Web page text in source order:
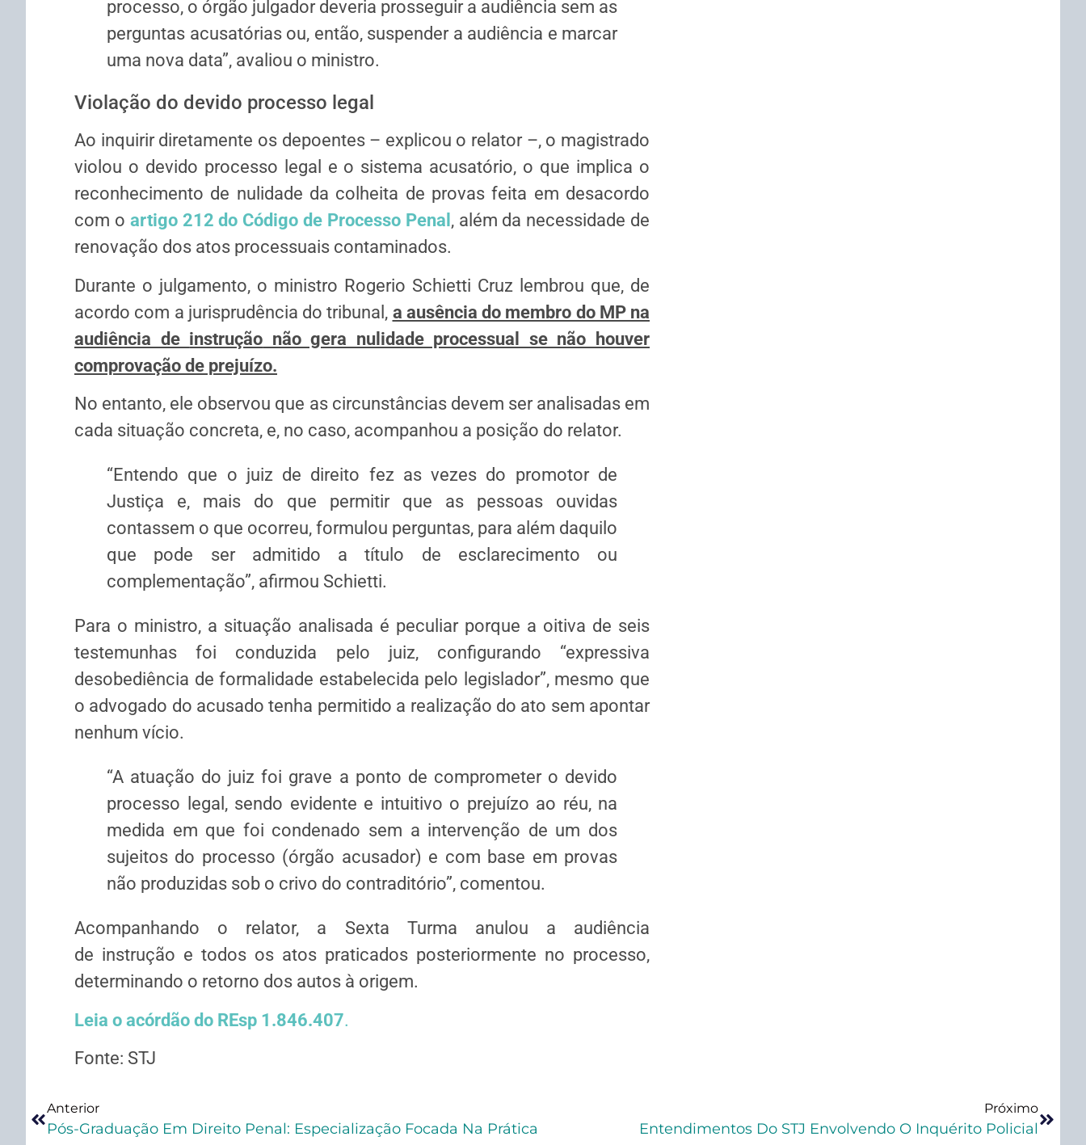
processo, o órgão julgador deveria prosseguir a audiência sem as
perguntas acusatórias ou, então, suspender a audiência e marcar
uma nova data”, avaliou o ministro.
Violação do devido processo legal
Ao inquirir diretamente os depoentes – explicou o relator –, o magistrado
violou o devido processo legal e o sistema acusatório, o que implica o
reconhecimento de nulidade da colheita de provas feita em desacordo
com o artigo 212 do Código de Processo Penal , além da necessidade de
renovação dos atos processuais contaminados.
Durante o julgamento, o ministro Rogerio Schietti Cruz lembrou que, de
acordo com a jurisprudência do tribunal, a ausência do membro do MP na
audiência de instrução não gera nulidade processual se não houver
comprovação de prejuízo.
No entanto, ele observou que as circunstâncias devem ser analisadas em
cada situação concreta, e, no caso, acompanhou a posição do relator.
“Entendo que o juiz de direito fez as vezes do promotor de
Justiça e, mais do que permitir que as pessoas ouvidas
contassem o que ocorreu, formulou perguntas, para além daquilo
que pode ser admitido a título de esclarecimento ou
complementação”, afirmou Schietti.
Para o ministro, a situação analisada é peculiar porque a oitiva de seis
testemunhas foi conduzida pelo juiz, configurando “expressiva
desobediência de formalidade estabelecida pelo legislador”, mesmo que
o advogado do acusado tenha permitido a realização do ato sem apontar
nenhum vício.
“A atuação do juiz foi grave a ponto de comprometer o devido
processo legal, sendo evidente e intuitivo o prejuízo ao réu, na
medida em que foi condenado sem a intervenção de um dos
sujeitos do processo (órgão acusador) e com base em provas
não produzidas sob o crivo do contraditório”, comentou.
Acompanhando o relator, a Sexta Turma anulou a audiência
de instrução e todos os atos praticados posteriormente no processo,
determinando o retorno dos autos à origem.
Leia o acórdão do REsp 1.846.407.
Fonte: STJ
Anterior
Pós-Graduação Em Direito Penal: Especialização Focada Na Prática
Próximo
Entendimentos Do STJ Envolvendo O Inquérito Policial